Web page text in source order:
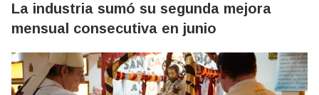
La industria sumó su segunda mejora
mensual consecutiva en junio